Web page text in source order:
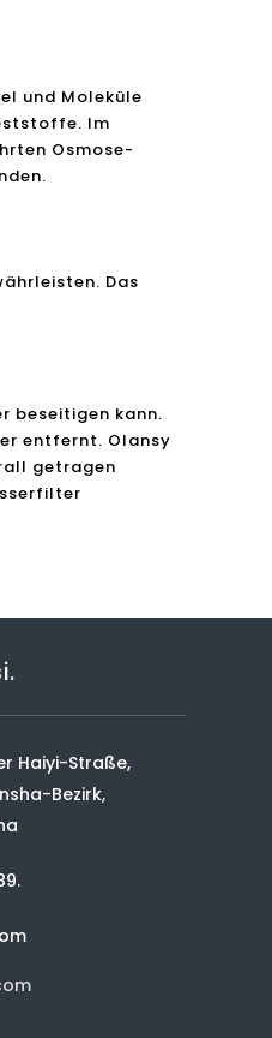
und Moleküle
Im
Osmose-
Das
beseitigen kann.
entfernt. Olansy
getragen
Haiyi-Straße,
Bezirk,